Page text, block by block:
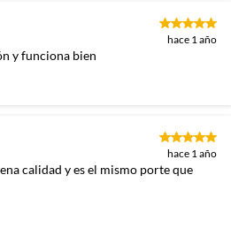
hace 1 año
y funciona bien
hace 1 año
calidad y es el mismo porte que